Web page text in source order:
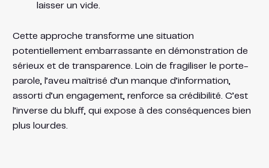
laisser un vide.
Cette approche transforme une situation
potentiellement embarrassante en démonstration de
sérieux et de transparence. Loin de fragiliser le porte-
parole, l’aveu maîtrisé d’un manque d’information,
assorti d’un engagement, renforce sa crédibilité. C’est
l’inverse du bluff, qui expose à des conséquences bien
plus lourdes.